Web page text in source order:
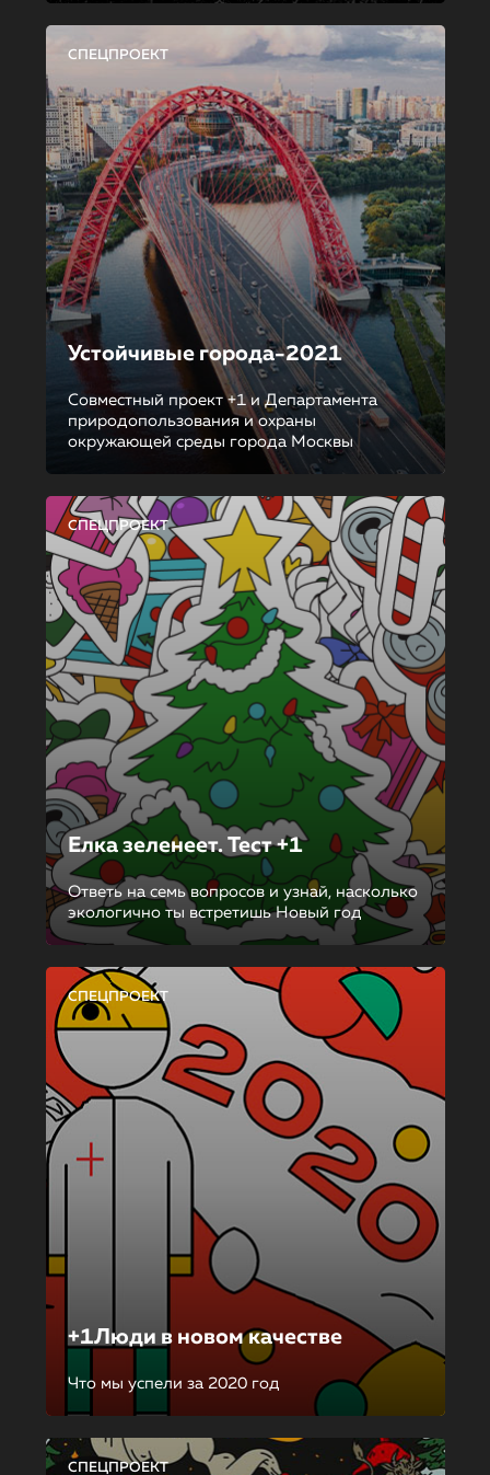
СПЕЦПРОЕКТ
Устойчивые города-2021
Совместный проект +1 и Департамента
природопользования и охраны
окружающей среды города Москвы
СПЕЦПРОЕКТ
Елка зеленеет. Тест +1
Ответь на семь вопросов и узнай, насколько
экологично ты встретишь Новый год
СПЕЦПРОЕКТ
+1Люди в новом качестве
Что мы успели за 2020 год
СПЕЦПРОЕКТ